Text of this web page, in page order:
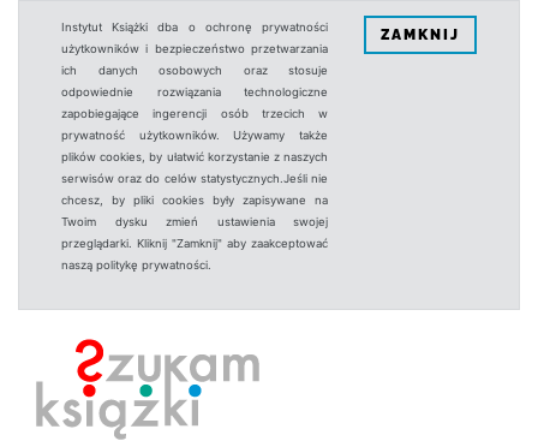
Instytut Książki dba o ochronę prywatności
użytkowników i bezpieczeństwo przetwarzania
ich danych osobowych oraz stosuje
odpowiednie rozwiązania technologiczne
zapobiegające ingerencji osób trzecich w
prywatność użytkowników. Używamy także
plików cookies, by ułatwić korzystanie z naszych
serwisów oraz do celów statystycznych.Jeśli nie
chcesz, by pliki cookies były zapisywane na
Twoim dysku zmień ustawienia swojej
przeglądarki. Kliknij "Zamknij" aby zaakceptować
naszą politykę prywatności.
ZAMKNIJ